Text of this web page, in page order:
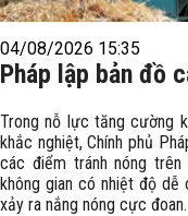
04/08/2026 15:35
Pháp lập bản đồ
Trong nỗ lực tăng cường
khắc nghiệt, Chính phủ
các điểm tránh nóng
không gian có nhiệt độ
xảy ra nắng nóng cực đoan.